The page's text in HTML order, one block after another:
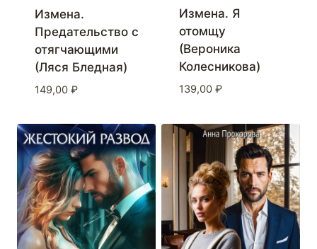
Измена.
Предательство с
отягчающими
(Ляся Бледная)
149,00 ₽
Измена. Я
отомщу
(Вероника
Колесникова)
139,00 ₽